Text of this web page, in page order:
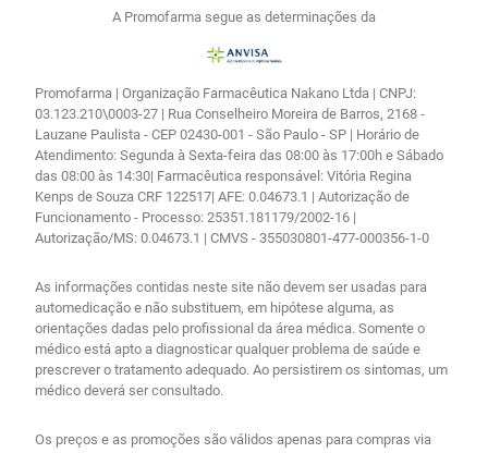
A Promofarma segue as determinações da
Promofarma | Organização Farmacêutica Nakano Ltda | CNPJ:
03.123.210\0003-27 | Rua Conselheiro Moreira de Barros, 2168 -
Lauzane Paulista - CEP 02430-001 - São Paulo - SP | Horário de
Atendimento: Segunda à Sexta-feira das 08:00 às 17:00h e Sábado
das 08:00 às 14:30| Farmacêutica responsável: Vitória Regina
Kenps de Souza CRF 122517| AFE: 0.04673.1 | Autorização de
Funcionamento - Processo: 25351.181179/2002-16 |
Autorização/MS: 0.04673.1 | CMVS - 355030801-477-000356-1-0
As informações contidas neste site não devem ser usadas para
automedicação e não substituem, em hipótese alguma, as
orientações dadas pelo profissional da área médica. Somente o
médico está apto a diagnosticar qualquer problema de saúde e
prescrever o tratamento adequado. Ao persistirem os sintomas, um
médico deverá ser consultado.
Os preços e as promoções são válidos apenas para compras via